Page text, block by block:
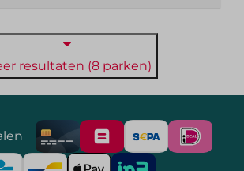
resultaten (8 parken)